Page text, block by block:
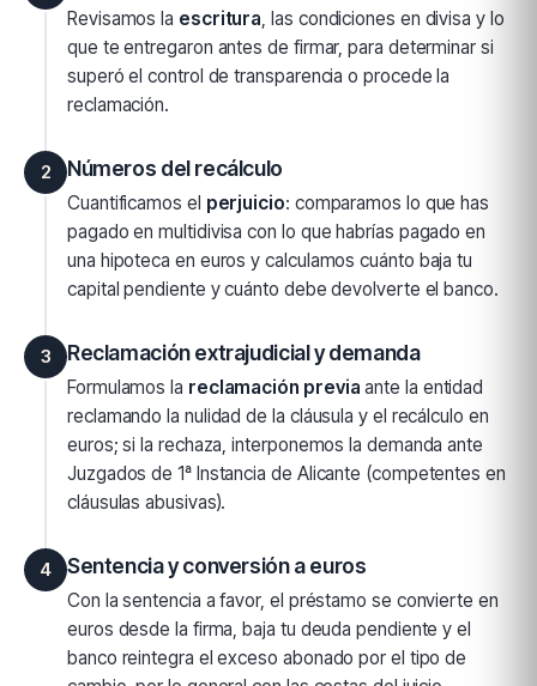
Revisamos la escritura, las condiciones en divisa y lo
que te entregaron antes de firmar, para determinar si
superó el control de transparencia o procede la
reclamación.
2 Números del recálculo
Cuantificamos el perjuicio: comparamos lo que has
pagado en multidivisa con lo que habrías pagado en
una hipoteca en euros y calculamos cuánto baja tu
capital pendiente y cuánto debe devolverte el banco.
3 Reclamación extrajudicial y demanda
Formulamos la reclamación previa ante la entidad
reclamando la nulidad de la cláusula y el recálculo en
euros; si la rechaza, interponemos la demanda ante
Juzgados de 1ª Instancia de Alicante (competentes en
cláusulas abusivas).
4 Sentencia y conversión a euros
Con la sentencia a favor, el préstamo se convierte en
euros desde la firma, baja tu deuda pendiente y el
banco reintegra el exceso abonado por el tipo de